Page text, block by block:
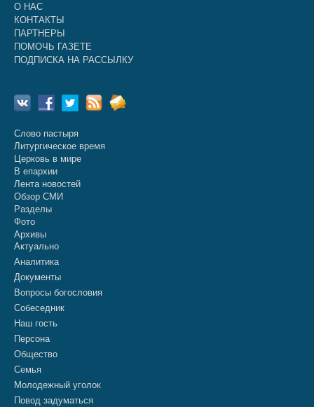
О НАС
КОНТАКТЫ
ПАРТНЕРЫ
ПОМОЧЬ ГАЗЕТЕ
ПОДПИСКА НА РАССЫЛКУ
Слово пастыря
Литургическое время
Церковь в мире
В епархии
Лента новостей
Обзор СМИ
Разделы
Фото
Архивы
Актуально
Аналитика
Документы
Вопросы богословия
Собеседник
Наш гость
Персона
Общество
Семья
Молодежный уголок
Повод задуматься